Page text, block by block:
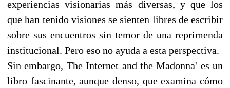
experiencias visionarias más diversas, y que los
que han tenido visiones se sienten libres de escribir
sobre sus encuentros sin temor de una reprimenda
institucional. Pero eso no ayuda a esta perspectiva.
Sin embargo, The Internet and the Madonna' es un
libro fascinante, aunque denso, que examina cómo